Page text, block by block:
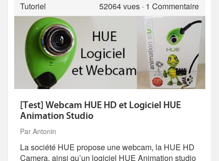
Tutoriel 52064 vues · 1 Commentaire
[Test] Webcam HUE HD et Logiciel HUE
Animation Studio
Par Antonin
La société HUE propose une webcam, la HUE HD
Camera, ainsi qu’un logiciel HUE Animation studio